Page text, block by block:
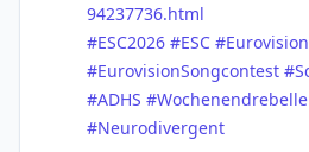
94237736.html
#ESC2026 #ESC #
#EurovisionSongcontest #
#ADHS #
#Neurodivergent